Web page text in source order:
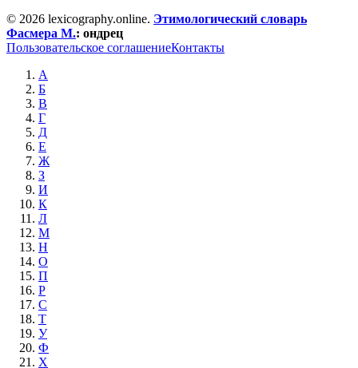
© 2026 lexicography.online. Этимологический словарь
Фасмера М.: ондрец
Пользовательское соглашениеКонтакты
А
Б
В
Г
Д
Е
Ж
З
И
К
Л
М
Н
О
П
Р
С
Т
У
Ф
Х